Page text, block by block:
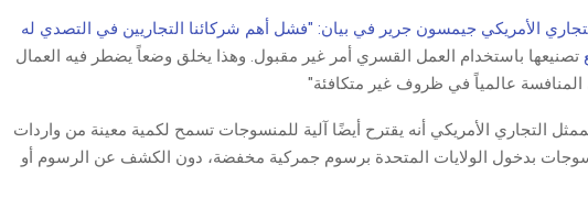
الأمريكي جيمسون جرير في بيان: "فشل أهم شركائنا التجاريين في التصدي له
تصنيعها باستخدام العمل القسري أمر غير مقبول. وهذا يخلق وضعاً يضطر فيه العمال
المنافسة عالمياً في ظروف غير متكافئة"
التجاري الأمريكي أنه يقترح أيضًا آلية للمنسوجات تسمح لكمية معينة من واردات
بدخول الولايات المتحدة برسوم جمركية مخفضة، دون الكشف عن الرسوم أو